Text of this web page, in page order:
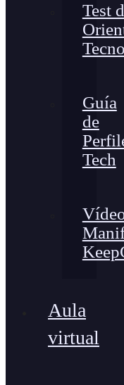
Test
Guía
de
Tech
Aula
virtual